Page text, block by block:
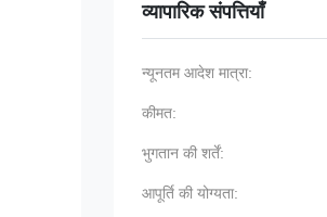
व्यापारिक संपत्तियाँ
न्यूनतम आदेश मात्रा:
कीमत:
भुगतान की शर्तें:
आपूर्ति की योग्यता: